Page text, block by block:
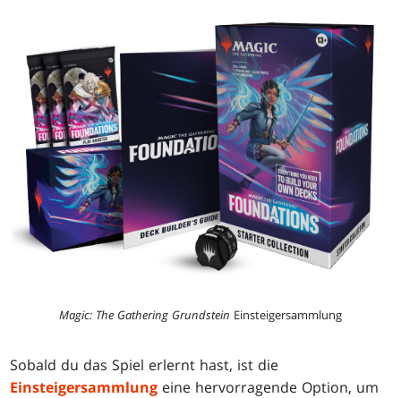
Magic: The Gathering Grundstein Einsteigersammlung
Sobald du das Spiel erlernt hast, ist die
Einsteigersammlung eine hervorragende Option, um